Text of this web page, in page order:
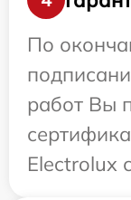
По
работ Вы
Electrolux